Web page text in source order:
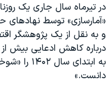
در تیرماه سال جاری یک
«آمارسازی» توسط نهادهای
و به نقل از یک پژوهشگر
به ابتدای
دانست.»